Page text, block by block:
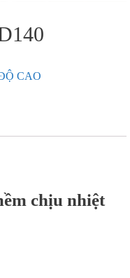
CAO
chịu nhiệt